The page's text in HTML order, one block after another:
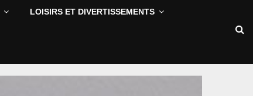
LOISIRS ET DIVERTISSEMENTS